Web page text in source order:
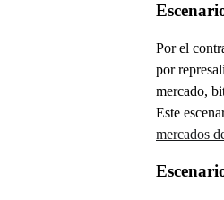
Por el
por
mercado,
Este
mercados